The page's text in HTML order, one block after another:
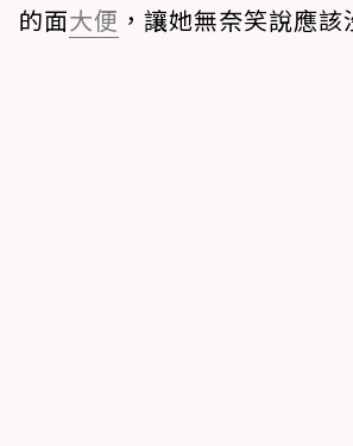
的面大便 ，讓她無奈笑說應該